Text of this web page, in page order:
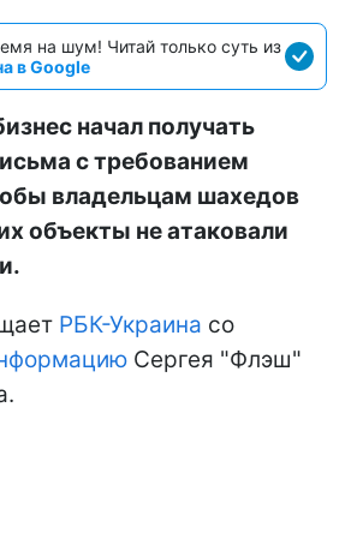
на шум! Читай только суть из
в Google
начал получать
с требованием
владельцам шахедов
объекты не атаковали
РБК-Украина со
Сергея "Флэш"